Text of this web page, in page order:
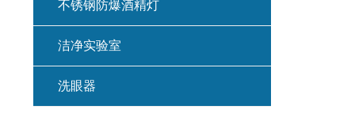
不锈钢防爆酒精灯
洁净实验室
洗眼器